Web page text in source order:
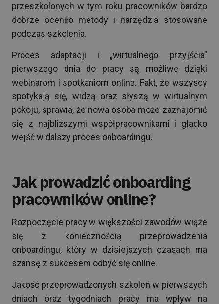
przeszkolonych w tym roku pracowników bardzo
dobrze oceniło metody i narzędzia stosowane
podczas szkolenia.
Proces adaptacji i „wirtualnego przyjścia”
pierwszego dnia do pracy są możliwe dzięki
webinarom i spotkaniom online. Fakt, że wszyscy
spotykają się, widzą oraz słyszą w wirtualnym
pokoju, sprawia, że nowa osoba może zaznajomić
się z najbliższymi współpracownikami i gładko
wejść w dalszy proces onboardingu.
Jak prowadzić onboarding
pracowników online?
Rozpoczęcie pracy w większości zawodów wiąże
się z koniecznością przeprowadzenia
onboardingu, który w dzisiejszych czasach ma
szansę z sukcesem odbyć się online.
Jakość przeprowadzonych szkoleń w pierwszych
dniach oraz tygodniach pracy ma wpływ na